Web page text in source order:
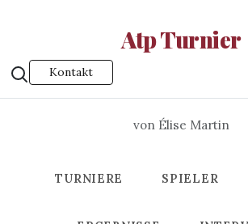
Atp Turnier
Kontakt
von Élise Martin
TURNIERE SPIELER